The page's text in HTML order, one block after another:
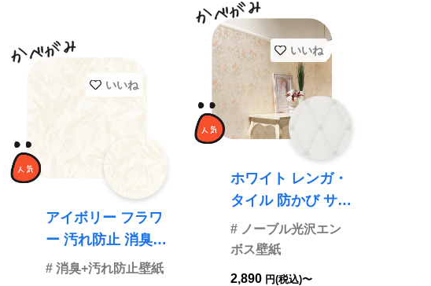
いいね
アイボリー フラワ
ー 汚れ防止 消臭
抗菌 防かび リリカ
# 消臭+汚れ防止壁紙
いいね
ホワイト レンガ・
タイル 防かび サン
ゲツ FE74502
# ノーブル光沢エン
ボス壁紙
2,890 円(税込)〜